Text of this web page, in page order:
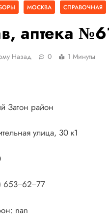
МОСКВА СПРАВОЧНАЯ
аптека
Назад 0 1 Минуты
Затон район
улица, 30 к1
653‒62‒77
nan